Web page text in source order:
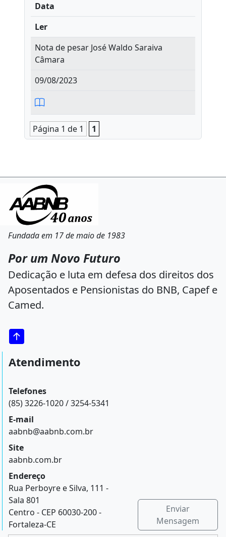
Data
Ler
Nota de pesar José Waldo Saraiva
Câmara
09/08/2023
Página 1 de 1 1
Fundada em 17 de maio de 1983
Por um Novo Futuro
Dedicação e luta em defesa dos direitos dos
Aposentados e Pensionistas do BNB, Capef e
Camed.
Atendimento
Telefones
(85) 3226-1020 / 3254-5341
E-mail
aabnb@aabnb.com.br
Site
aabnb.com.br
Endereço
Rua Perboyre e Silva, 111 -
Sala 801
Centro - CEP 60030-200 -
Fortaleza-CE
Enviar
Mensagem